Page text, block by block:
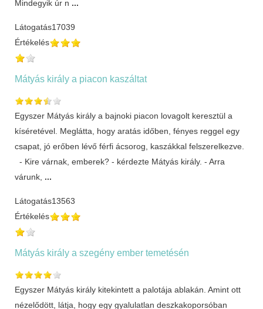
Mindegyik úr n ...
Látogatás17039
Értékelés
Mátyás király a piacon kaszáltat
Egyszer Mátyás király a bajnoki piacon lovagolt keresztül a
kíséretével. Meglátta, hogy aratás időben, fényes reggel egy
csapat, jó erőben lévő férfi ácsorog, kaszákkal felszerelkezve.
- Kire várnak, emberek? - kérdezte Mátyás király. - Arra
várunk, ...
Látogatás13563
Értékelés
Mátyás király a szegény ember temetésén
Egyszer Mátyás király kitekintett a palotája ablakán. Amint ott
nézelődött, látja, hogy egy gyalulatlan deszkakoporsóban